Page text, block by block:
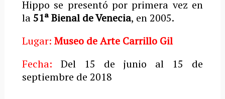
Hippo se presentó por primera vez en
la51ª Bienal de Venecia, en 2005.
Lugar: Museo de Arte Carrillo Gil
Fecha: Del 15 de junio al 15 de
septiembre de 2018